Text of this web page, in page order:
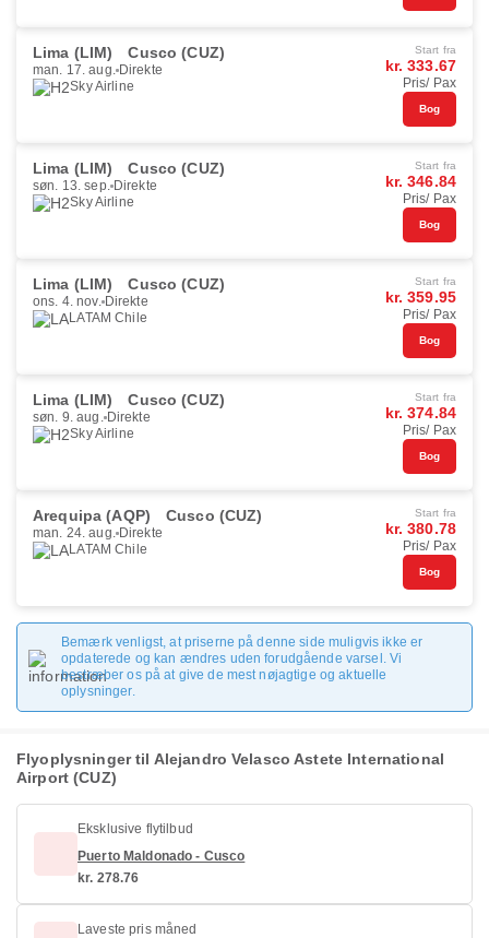
Lima (LIM) Cusco (CUZ)
man. 17. aug. Direkte
Sky Airline
Start fra
kr. 333.67
Pris/ Pax
Bog
Lima (LIM) Cusco (CUZ)
søn. 13. sep. Direkte
Sky Airline
Start fra
kr. 346.84
Pris/ Pax
Bog
Lima (LIM) Cusco (CUZ)
ons. 4. nov. Direkte
LATAM Chile
Start fra
kr. 359.95
Pris/ Pax
Bog
Lima (LIM) Cusco (CUZ)
søn. 9. aug. Direkte
Sky Airline
Start fra
kr. 374.84
Pris/ Pax
Bog
Arequipa (AQP) Cusco (CUZ)
man. 24. aug. Direkte
LATAM Chile
Start fra
kr. 380.78
Pris/ Pax
Bog
Bemærk venligst, at priserne på denne side muligvis ikke er
opdaterede og kan ændres uden forudgående varsel. Vi
bestræber os på at give de mest nøjagtige og aktuelle
oplysninger.
Flyoplysninger til Alejandro Velasco Astete International
Airport (CUZ)
Eksklusive flytilbud
Puerto Maldonado - Cusco
kr. 278.76
Laveste pris måned